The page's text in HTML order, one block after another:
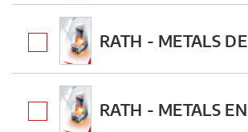
RATH - METALS DE
RATH - METALS EN